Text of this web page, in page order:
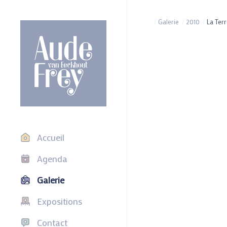
Accueil
Agenda
Galerie
Expositions
Contact
Galerie 2010 La